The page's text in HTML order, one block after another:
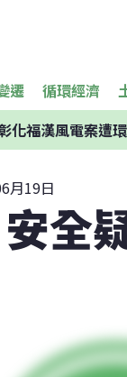
遷 循環經濟
化福漢風電案遭
月19日
全